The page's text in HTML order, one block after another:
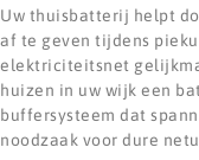
Uw thuisbatterij helpt
af te geven tijdens
elektriciteitsnet
huizen in uw wijk een
buffersysteem dat
noodzaak voor dure